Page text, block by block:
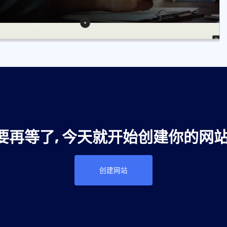
再等了, 今天就开始创建你的网
创建网站